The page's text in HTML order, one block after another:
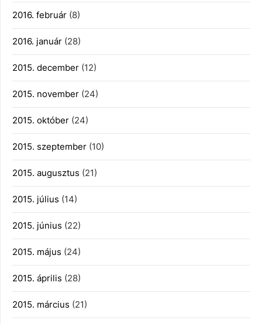
2016. február (8)
2016. január (28)
2015. december (12)
2015. november (24)
2015. október (24)
2015. szeptember (10)
2015. augusztus (21)
2015. július (14)
2015. június (22)
2015. május (24)
2015. április (28)
2015. március (21)